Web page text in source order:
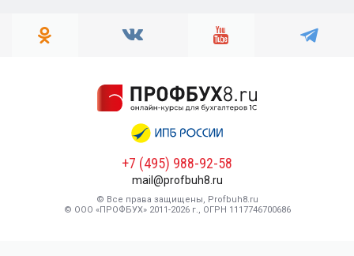
+7 (495) 988-92-58
mail@profbuh8.ru
© Все права защищены, Profbuh8.ru
© ООО «ПРОФБУХ» 2011-2026 г., ОГРН 1117746700686